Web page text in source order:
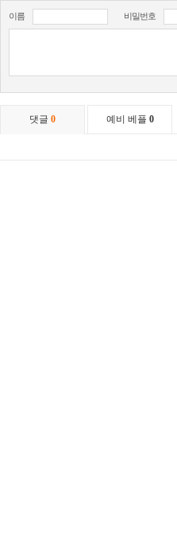
이름 비밀번호
댓글 0 예비 베플 0